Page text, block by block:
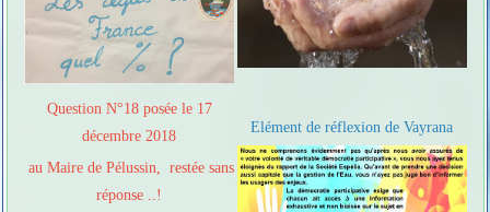
Question N°18 posée le 17
décembre 2018
au Maire de Pélussin, restée sans
réponse ..!
Elément de réflexion de Vayrana